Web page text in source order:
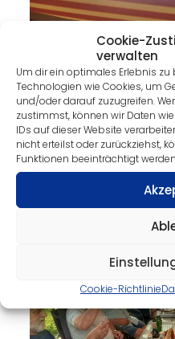
Cookie-
verwalten
Um dir ein optimales Erlebnis zu
Technologien wie Cookies, um
und/oder darauf zuzugreifen.
zustimmst, können wir Daten
IDs auf dieser Website
nicht erteilst oder zurückziehst,
Funktionen beeinträchtigt
Cookie-Richtlinie